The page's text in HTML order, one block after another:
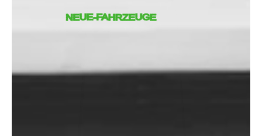
NEUE-FAHRZEUGE